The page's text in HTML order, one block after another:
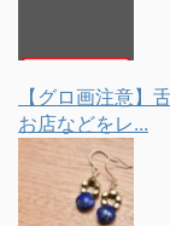
【グロ画注意】
お店などをレ...